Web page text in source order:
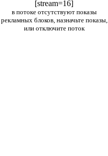
[stream=16]
в потоке отсутствуют показы
рекламных блоков, назначьте показы,
или отключите поток